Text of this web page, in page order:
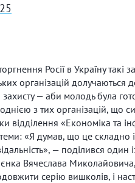
Росії в Україну такі
організацій
— аби молодь була
з тих організацій, що
«Економіка та
«Я думав, що це складно
— поділився один
Вячеслава
серію вишколів, і